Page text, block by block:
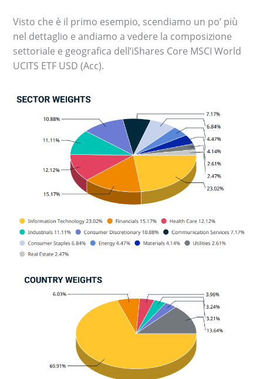
Visto che è il primo esempio, scendiamo un po’ più
nel dettaglio e andiamo a vedere la composizione
settoriale e geografica dell’iShares Core MSCI World
UCITS ETF USD (Acc).